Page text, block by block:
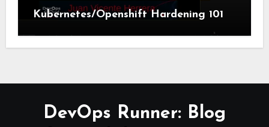
Kubernetes/Openshift Hardening 101
DevOps Runner: Blog